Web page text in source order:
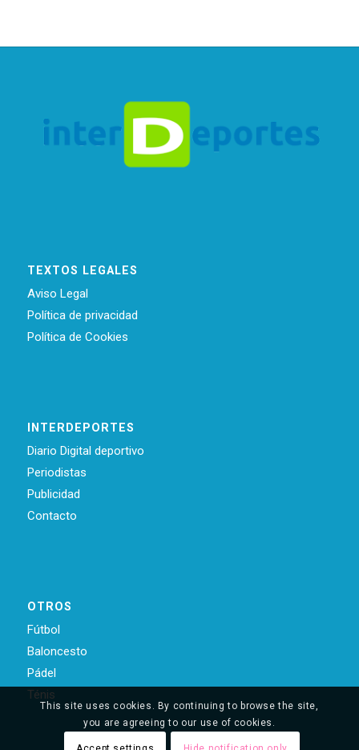
TEXTOS LEGALES
Aviso Legal
Política de privacidad
Política de Cookies
INTERDEPORTES
Diario Digital deportivo
Periodistas
Publicidad
Contacto
OTROS
Fútbol
Baloncesto
Pádel
Ténis
This site uses cookies. By continuing to browse the site,
you are agreeing to our use of cookies.